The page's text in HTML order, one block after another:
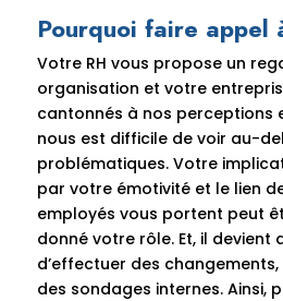
Pourquoi faire appel
Votre RH vous propose un
organisation et votre
cantonnés à nos perceptions
nous est difficile de voir au-
problématiques. Votre
par votre émotivité et le lien
employés vous portent peut
donné votre rôle. Et, il devient
d’effectuer des
des sondages internes. Ainsi,